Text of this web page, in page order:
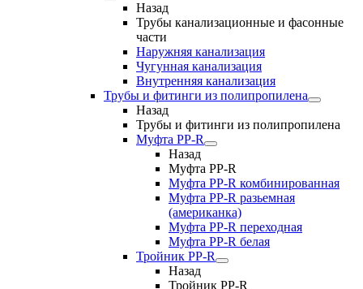
Назад
Трубы канализационные и фасонные
части
Наружняя канализация
Чугунная канализация
Внутренняя канализация
Трубы и фитинги из полипропилена
Назад
Трубы и фитинги из полипропилена
Муфта PP-R
Назад
Муфта PP-R
Муфта РР-R комбинированная
Муфта РР-R разьемная
(американка)
Муфта РР-R переходная
Муфта РР-R белая
Тройник PP-R
Назад
Тройник PP-R